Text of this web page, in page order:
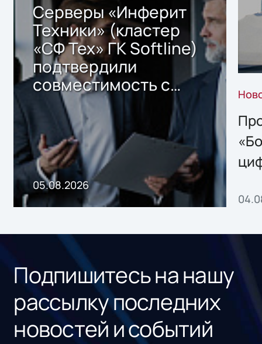
Серверы «Инферит
Техники» (кластер
«СФ Тех» ГК Softline)
подтвердили
совместимость с
решением Sharx
Storage 2.x для
хранения данных
05.08.2026
Подпишитесь на нашу
рассылку последних
новостей и событий